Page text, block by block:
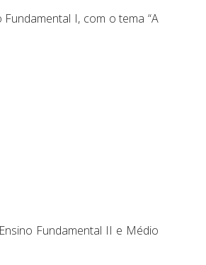
I, com o tema “A
Fundamental II e Médio